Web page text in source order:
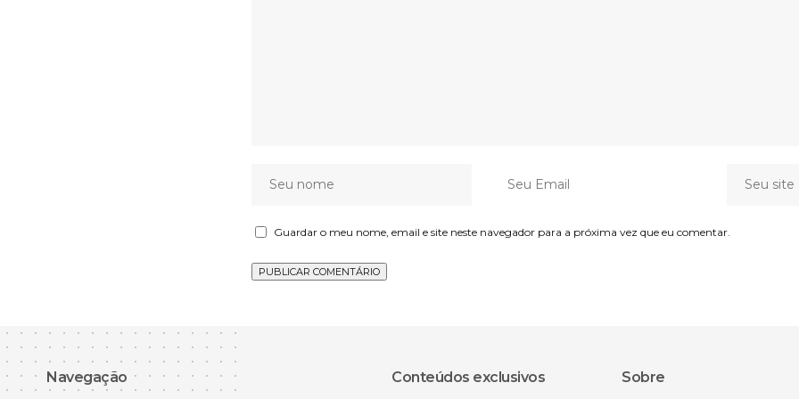
Guardar o meu nome, email e site neste navegador para a próxima vez que eu comentar.
Navegação Conteúdos exclusivos Sobre